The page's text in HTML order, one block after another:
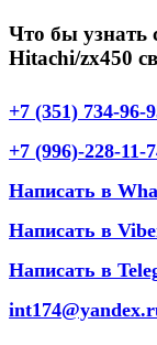
Что бы узнать
Hitachi/zx450
+7 (351) 734-96-
+7 (996)-228-11-
Написать в
Написать в
Написать в